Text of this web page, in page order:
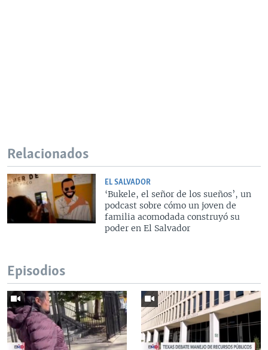
Relacionados
EL SALVADOR
‘Bukele, el señor de los sueños’, un
podcast sobre cómo un joven de
familia acomodada construyó su
poder en El Salvador
Episodios